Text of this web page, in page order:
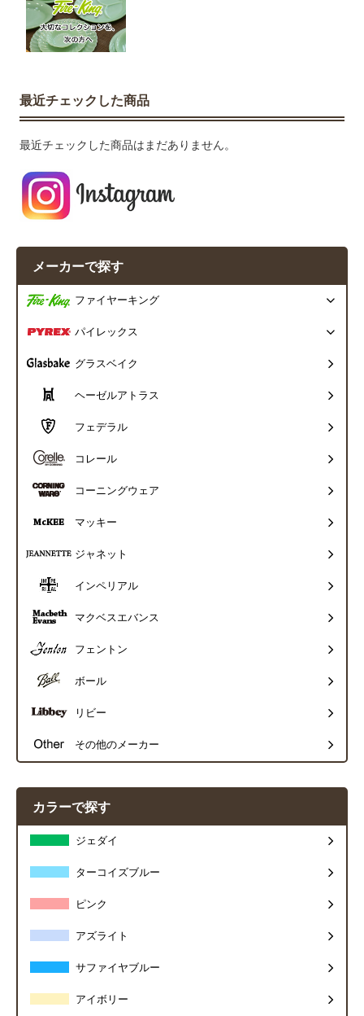
最近チェックした商品
最近チェックした商品はまだありません。
メーカーで探す
ファイヤーキング
パイレックス
グラスベイク
ヘーゼルアトラス
フェデラル
コレール
コーニングウェア
マッキー
ジャネット
インペリアル
マクベスエバンス
フェントン
ボール
リビー
その他のメーカー
カラーで探す
ジェダイ
ターコイズブルー
ピンク
アズライト
サファイヤブルー
アイボリー